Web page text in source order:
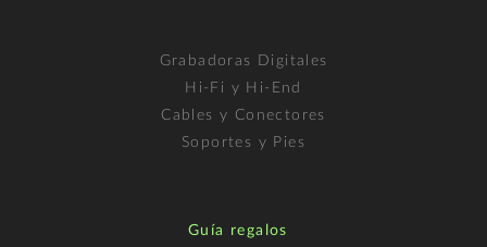
Grabadoras Digitales
Hi-Fi y Hi-End
Cables y Conectores
Soportes y Pies
Guía regalos